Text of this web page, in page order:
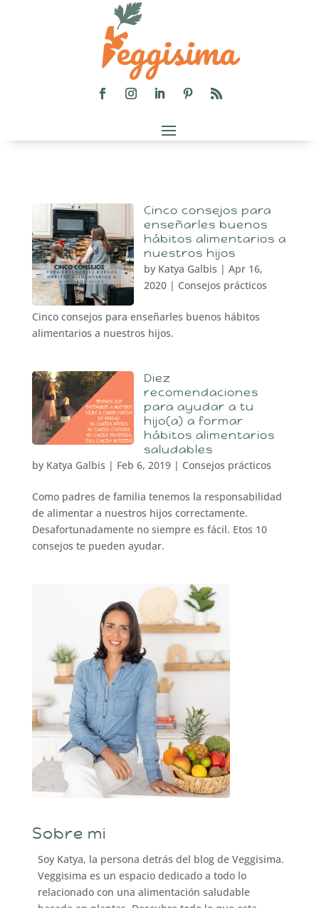
Cinco consejos para
enseñarles buenos
hábitos alimentarios a
nuestros hijos
by Katya Galbis |Apr 16,
2020 | Consejos prácticos
Cinco consejos para enseñarles buenos hábitos
alimentarios a nuestros hijos.
Diez
recomendaciones
para ayudar a tu
hijo(a) a formar
hábitos alimentarios
saludables
by Katya Galbis | Feb 6, 2019| Consejos prácticos
Como padres de familia tenemos la responsabilidad
de alimentar a nuestros hijos correctamente.
Desafortunadamente no siempre es fácil. Etos 10
consejos te pueden ayudar.
Sobre mi
Soy Katya, la persona detrás del blog de Veggisima.
Veggisima es un espacio dedicado a todo lo
relacionado con una alimentación saludable